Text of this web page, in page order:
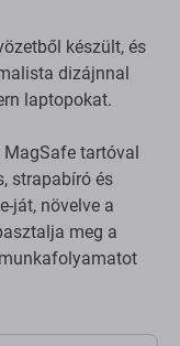
készült, és
dizájnnal
laptopokat.
tartóval
strapabíró és
ját, növelve a
meg a